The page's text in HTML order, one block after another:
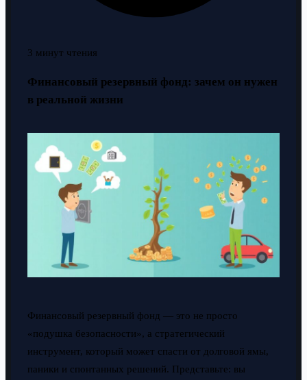
3 минут чтения
Финансовый резервный фонд: зачем он нужен
в реальной жизни
Финансовый резервный фонд — это не просто
«подушка безопасности», а стратегический
инструмент, который может спасти от долговой ямы,
паники и спонтанных решений. Представьте: вы